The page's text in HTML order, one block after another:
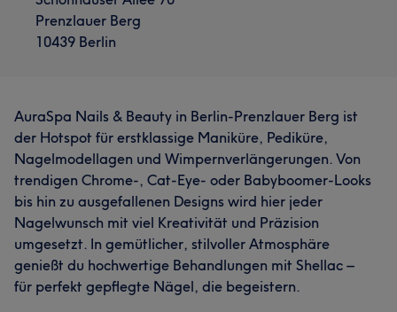
Prenzlauer Berg
10439 Berlin
AuraSpa Nails & Beauty in Berlin-Prenzlauer Berg ist
der Hotspot für erstklassige Maniküre, Pediküre,
Nagelmodellagen und Wimpernverlängerungen. Von
trendigen Chrome-, Cat-Eye- oder Babyboomer-Looks
bis hin zu ausgefallenen Designs wird hier jeder
Nagelwunsch mit viel Kreativität und Präzision
umgesetzt. In gemütlicher, stilvoller Atmosphäre
genießt du hochwertige Behandlungen mit Shellac –
für perfekt gepflegte Nägel, die begeistern.